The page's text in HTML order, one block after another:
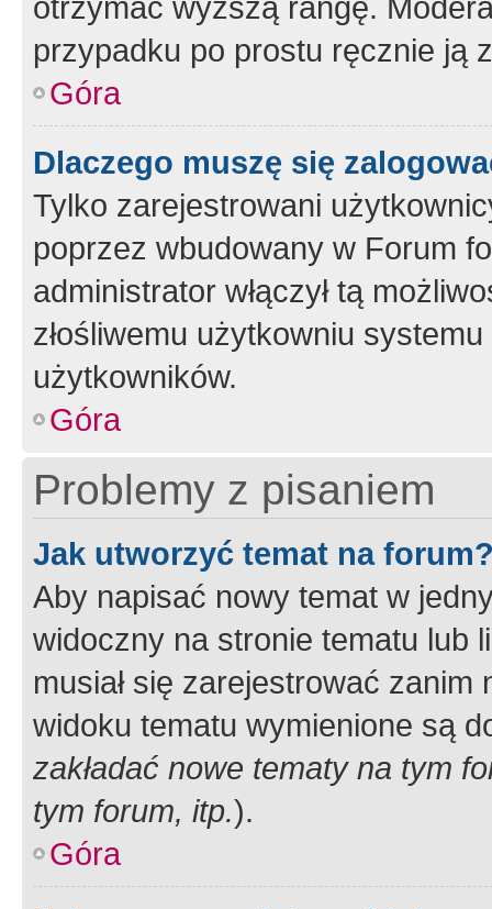
przypadku po prostu ręcznie ją
Góra
Dlaczego muszę się
Tylko zarejestrowani
poprzez wbudowany w Forum
administrator włączył tą
złośliwemu użytkowniu
użytkowników.
Góra
Problemy z pisaniem
Jak utworzyć temat na
Aby napisać nowy temat w
widoczny na stronie tematu lub
musiał się zarejestrować
widoku tematu wymienione są
zakładać nowe tematy na tym
tym forum, itp.).
Góra